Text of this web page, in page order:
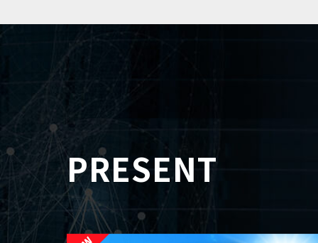
PRESENT